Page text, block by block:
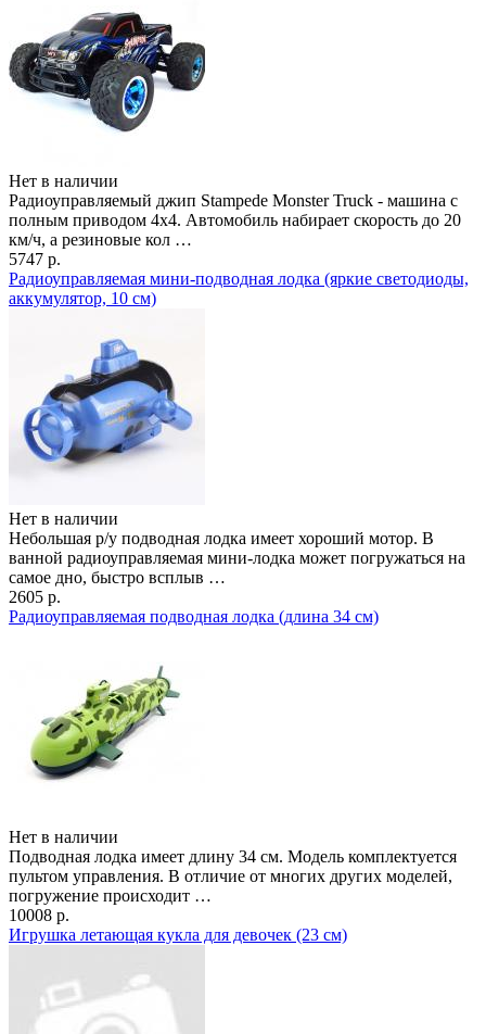
Нет в наличии
Радиоуправляемый джип Stampede Monster Truck - машина с
полным приводом 4х4. Автомобиль набирает скорость до 20
км/ч, а резиновые кол …
5747 р.
Радиоуправляемая мини-подводная лодка (яркие светодиоды,
аккумулятор, 10 см)
Нет в наличии
Небольшая р/у подводная лодка имеет хороший мотор. В
ванной радиоуправляемая мини-лодка может погружаться на
самое дно, быстро всплыв …
2605 р.
Радиоуправляемая подводная лодка (длина 34 см)
Нет в наличии
Подводная лодка имеет длину 34 см. Модель комплектуется
пультом управления. В отличие от многих других моделей,
погружение происходит …
10008 р.
Игрушка летающая кукла для девочек (23 см)